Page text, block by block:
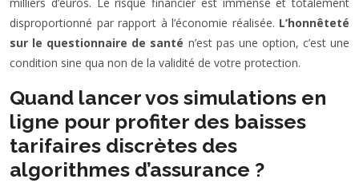
milliers d’euros. Le risque financier est immense et totalement
disproportionné par rapport à l’économie réalisée. L’honnêteté
sur le questionnaire de santé n’est pas une option, c’est une
condition sine qua non de la validité de votre protection.
Quand lancer vos simulations en
ligne pour profiter des baisses
tarifaires discrètes des
algorithmes d’assurance ?